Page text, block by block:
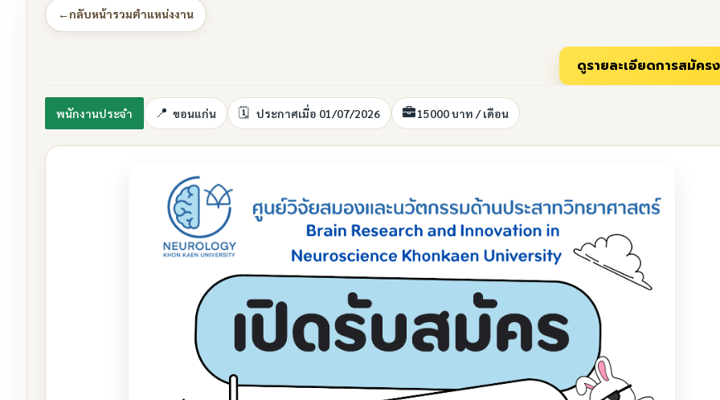
←กลับหน้ารวมตำแหน่งงาน
พนักงานประจำ ขอนแก่น ประกาศเมื่อ 01/07/2026 15000 บาท / เดือน